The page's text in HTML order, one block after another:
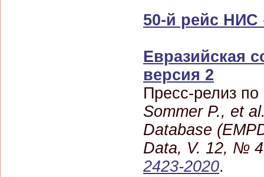
50-й рейс НИС
Евразийская
версия 2
Пресс-релиз по
Sommer P., et
Database
Data, V. 12, №
2423-2020.